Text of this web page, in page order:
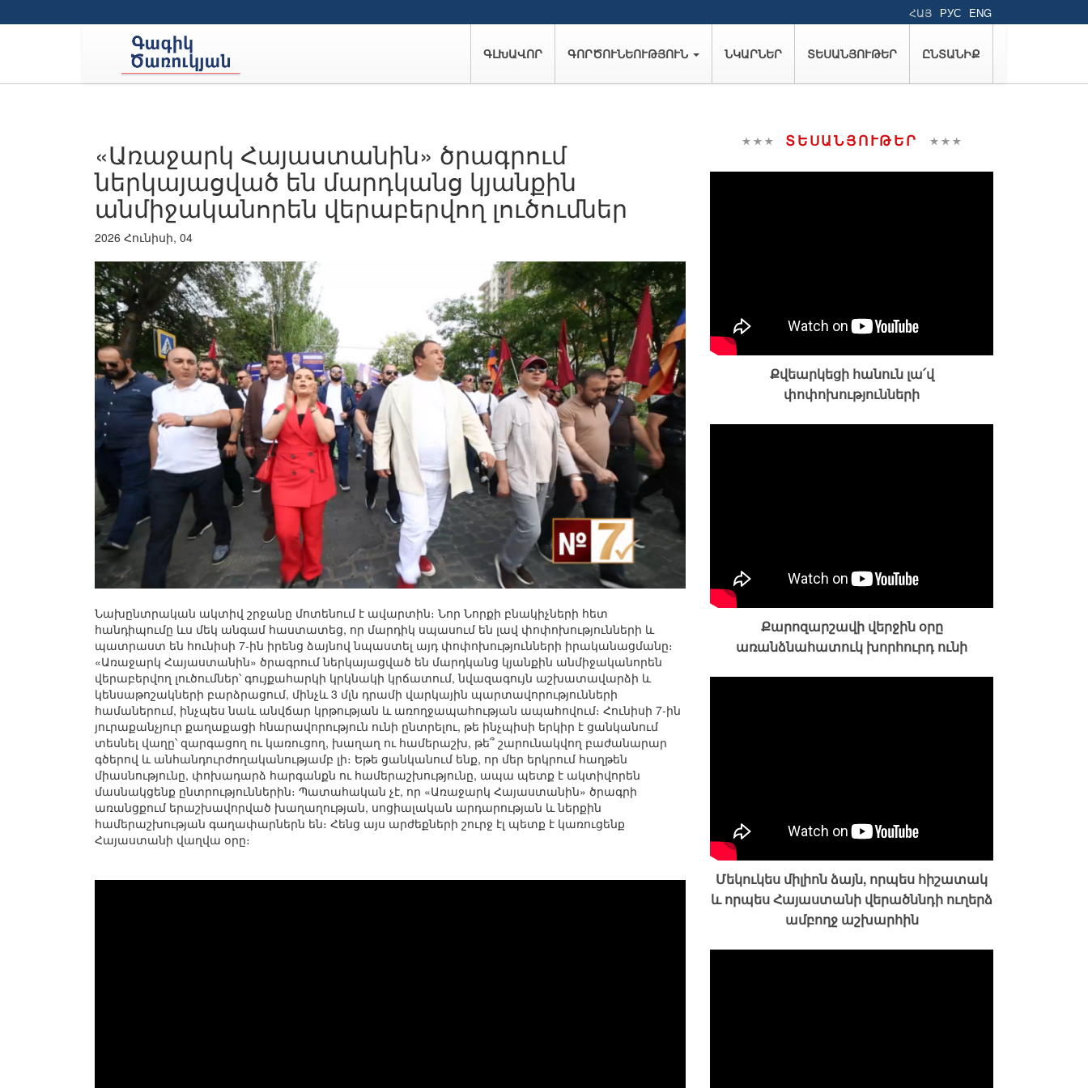
ՀԱՅ РУС ENG
ԳԼԽԱՎՈՐ ԳՈՐԾՈՒՆԵՈՒԹՅՈՒՆ ՆԿԱՐՆԵՐ ՏԵՍԱՆՅՈՒԹԵՐ ԸՆՏԱՆԻՔ
«Առաջարկ Հայաստանին» ծրագրում
ներկայացված են մարդկանց կյանքին
անմիջականորեն վերաբերվող լուծումներ
2026 Հունիսի, 04
Նախընտրական ակտիվ շրջանը մոտենում է ավարտին։ Նոր Նորքի բնակիչների հետ
հանդիպումը ևս մեկ անգամ հաստատեց, որ մարդիկ սպասում են լավ փոփոխությունների և
պատրաստ են հունիսի 7-ին իրենց ձայնով նպաստել այդ փոփոխությունների իրականացմանը։
«Առաջարկ Հայաստանին» ծրագրում ներկայացված են մարդկանց կյանքին անմիջականորեն
վերաբերվող լուծումներ՝ գույքահարկի կրկնակի կրճատում, նվազագույն աշխատավարձի և
կենսաթոշակների բարձրացում, մինչև 3 մլն դրամի վարկային պարտավորությունների
համաներում, ինչպես նաև անվճար կրթության և առողջապահության ապահովում։ Հունիսի 7-ին
յուրաքանչյուր քաղաքացի հնարավորություն ունի ընտրելու, թե ինչպիսի երկիր է ցանկանում
տեսնել վաղը՝ զարգացող ու կառուցող, խաղաղ ու համերաշխ, թե՞ շարունակվող բաժանարար
գծերով և անհանդուրժողականությամբ լի։ Եթե ցանկանում ենք, որ մեր երկրում հաղթեն
միասնությունը, փոխադարձ հարգանքն ու համերաշխությունը, ապա պետք է ակտիվորեն
մասնակցենք ընտրություններին։ Պատահական չէ, որ «Առաջարկ Հայաստանին» ծրագրի
առանցքում երաշխավորված խաղաղության, սոցիալական արդարության և ներքին
համերաշխության գաղափարներն են։ Հենց այս արժեքների շուրջ էլ պետք է կառուցենք
Հայաստանի վաղվա օրը։
ՏԵՍԱՆՅՈՒԹԵՐ
Քվեարկեցի հանուն լա՛վ
փոփոխությունների
Քարոզարշավի վերջին օրը
առանձնահատուկ խորհուրդ ունի
Մեկուկես միլիոն ձայն, որպես հիշատակ
և որպես Հայաստանի վերածննդի ուղերձ
ամբողջ աշխարհին